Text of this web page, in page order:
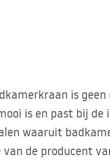
is
is en past bij
waaruit
de producent